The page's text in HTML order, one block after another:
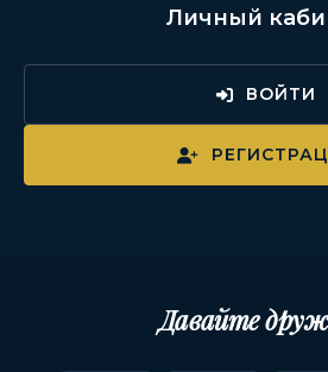
Личный
ВОЙТИ
Давайте